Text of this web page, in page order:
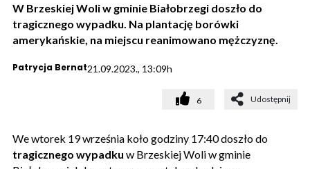
W Brzeskiej Woli w gminie Białobrzegi doszło do
tragicznego wypadku. Na plantację borówki
amerykańskie, na miejscu reanimowano mężczyznę.
Patrycja Bernat21.09.2023., 13:09h
6 Udostępnij
We wtorek 19 września koło godziny 17:40 doszło do
tragicznego wypadku w Brzeskiej Woli w gminie